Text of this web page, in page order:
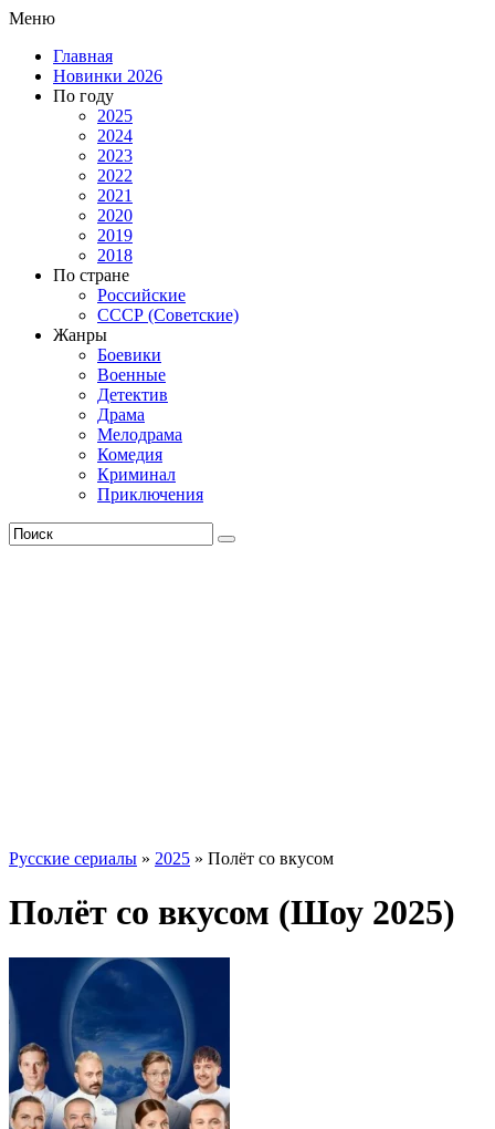
Меню
Главная
Новинки 2026
По году
2025
2024
2023
2022
2021
2020
2019
2018
По стране
Российские
СССР (Советские)
Жанры
Боевики
Военные
Детектив
Драма
Мелодрама
Комедия
Криминал
Приключения
Русские сериалы » 2025 » Полёт со вкусом
Полёт со вкусом (Шоу 2025)